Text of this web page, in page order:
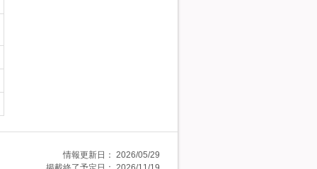
情報更新日： 2026/05/29